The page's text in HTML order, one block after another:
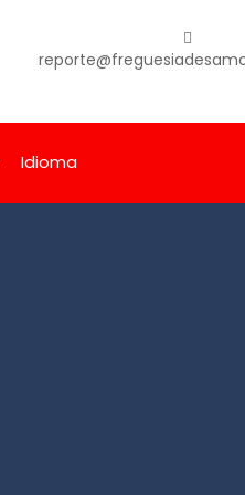
Idioma